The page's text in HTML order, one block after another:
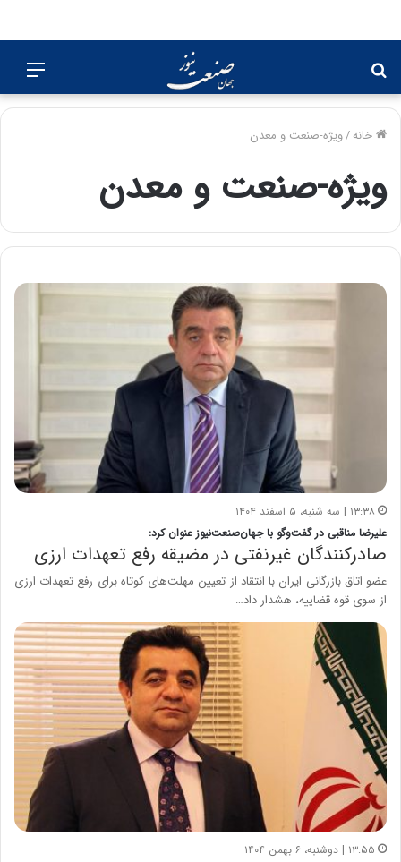
برای
خانه/ویژه-صنعت و معدن
ویژه-صنعت و معدن
۱۳:۳۸ | سه شنبه، ۵ اسفند ۱۴۰۴
علیرضا مناقبی در گفت‌وگو با جهان‌صنعت‌نیوز عنوان کرد:
صادرکنندگان غیرنفتی در مضیقه رفع تعهدات ارزی
عضو اتاق بازرگانی ایران با انتقاد از تعیین مهلت‌های کوتاه برای رفع تعهدات ارزی
از سوی قوه قضاییه، هشدار داد…
۱۳:۵۵ | دوشنبه، ۶ بهمن ۱۴۰۴